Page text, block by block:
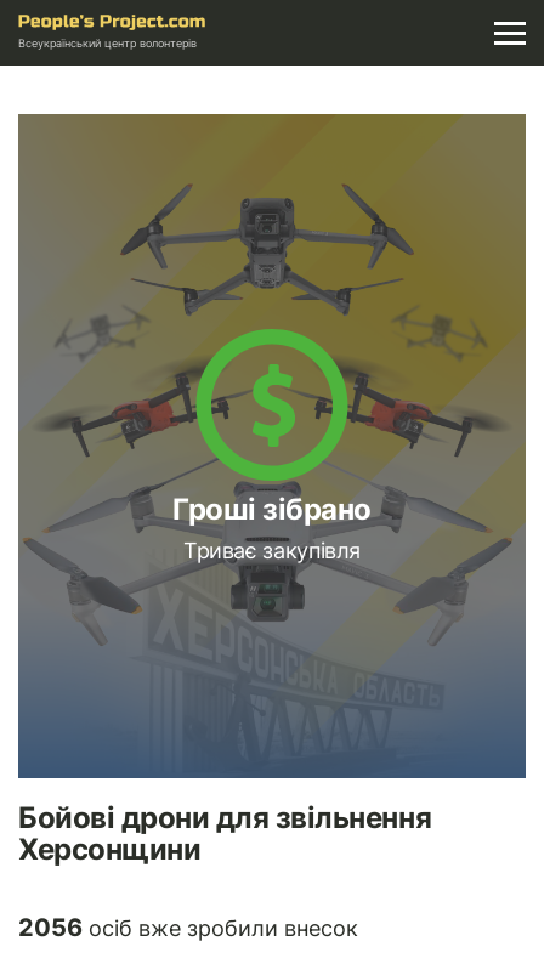
Всеукраїнський центр волонтерів
Гроші зібрано
Триває закупівля
Бойові дрони для звільнення
Херсонщини
2056 осіб вже зробили внесок